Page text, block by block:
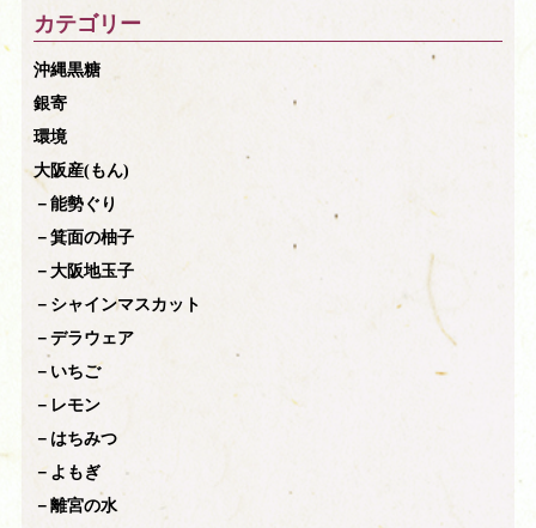
カテゴリー
沖縄黒糖
銀寄
環境
大阪産(もん)
－能勢ぐり
－箕面の柚子
－大阪地玉子
－シャインマスカット
－デラウェア
－いちご
－レモン
－はちみつ
－よもぎ
－離宮の水